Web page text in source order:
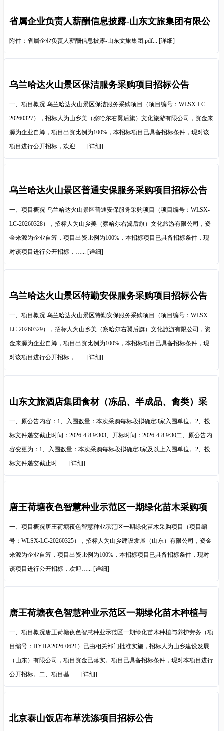
省属企业负责人薪酬信息披露-山东文旅集团有限公
司
附件：省属企业负责人薪酬信息披露-山东文旅集团.pdf... [详细]
乌兰哈达火山景区保洁服务采购项目招标公告
一、项目概况 乌兰哈达火山景区保洁服务采购项目（项目编号：WLSX-LC-
20260327），招标人为山乡美（察哈尔右翼后旗）文化旅游有限公司，资金来
源为企业自筹，项目出资比例为100%，本招标项目已具备招标条件，现对该
项目进行公开招标，欢迎…... [详细]
乌兰哈达火山景区普通安保服务采购项目招标公告
一、项目概况 乌兰哈达火山景区普通安保服务采购项目（项目编号：WLSX-
LC-20260328），招标人为山乡美（察哈尔右翼后旗）文化旅游有限公司，资
金来源为企业自筹，项目出资比例为100%，本招标项目已具备招标条件，现
对该项目进行公开招标，…... [详细]
乌兰哈达火山景区特勤安保服务采购项目招标公告
一、项目概况 乌兰哈达火山景区特勤安保服务采购项目（项目编号：WLSX-
LC-20260329），招标人为山乡美（察哈尔右翼后旗）文化旅游有限公司，资
金来源为企业自筹，项目出资比例为100%，本招标项目已具备招标条件，现
对该项目进行公开招标，…... [详细]
山东文旅酒店集团食材（冻品、半成品、禽类）采
购项目变更公告
一、原公告内容：1、入围数量：本次采购每标段拟确定3家入围单位。2、投
标文件递交截止时间：2026-4-8 9:303、开标时间：2026-4-8 9:30二、原公告内
容变更为：1、入围数量：本次采购每标段拟确定3家及以上入围单位。2、投
标文件递交截止时…... [详细]
唐王荷塘夜色智慧种业示范区一期绿化苗木采购项
目招标公告
一、项目概况唐王荷塘夜色智慧种业示范区一期绿化苗木采购项目（项目编
号：WLSX-LC-20260325），招标人为山乡建设发展（山东）有限公司，资金
来源为企业自筹，项目出资比例为100%，本招标项目已具备招标条件，现对
该项目进行公开招标，欢迎…... [详细]
唐王荷塘夜色智慧种业示范区一期绿化苗木种植与
养护劳务招标公告
一、项目概况唐王荷塘夜色智慧种业示范区一期绿化苗木种植与养护劳务（项
目编号：HYHA2026-0621）已由相关部门批准实施，招标人为山乡建设发展
（山东）有限公司，项目资金已落实。项目已具备招标条件，现对本项目进行
公开招标。二、项目基…... [详细]
北京泰山饭店布草洗涤项目招标公告